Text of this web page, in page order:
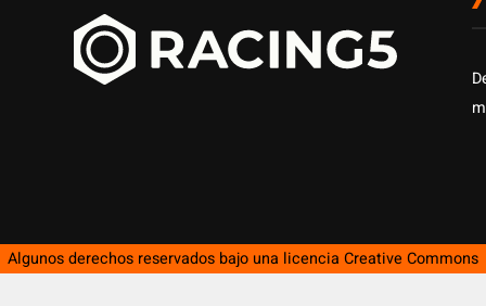
Algunos derechos reservados bajo una licencia Creative Commons